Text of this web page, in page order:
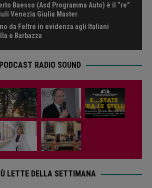
Baesso (Asd Programma Auto) è il “re”
Venezia Giulia Master
da Feltre in evidenza agli Italiani
e Barbazza
PODCAST RADIO SOUND
LETTE DELLA SETTIMANA